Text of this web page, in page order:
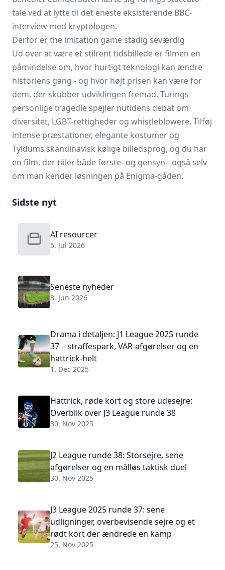
tale ved at lytte til det eneste eksisterende BBC-
interview med kryptologen.
Derfor er the imitation game stadig seværdig
Ud over at være et stilrent tidsbillede er filmen en
påmindelse om, hvor hurtigt teknologi kan ændre
historiens gang - og hvor højt prisen kan være for
dem, der skubber udviklingen fremad. Turings
personlige tragedie spejler nutidens debat om
diversitet, LGBT-rettigheder og whistleblowere. Tilføj
intense præstationer, elegante kostumer og
Tyldums skandinavisk kølige billedsprog, og du har
en film, der tåler både første- og gensyn - også selv
om man kender løsningen på Enigma-gåden.
Sidste nyt
AI resourcer
5. Jul 2026
Seneste nyheder
8. Jun 2026
Drama i detaljen: J1 League 2025 runde
37 – straffespark, VAR-afgørelser og en
hattrick-helt
1. Dec 2025
Hattrick, røde kort og store udesejre:
Overblik over J3 League runde 38
30. Nov 2025
J2 League runde 38: Storsejre, sene
afgørelser og en målløs taktisk duel
30. Nov 2025
J3 League 2025 runde 37: sene
udligninger, overbevisende sejre og et
rødt kort der ændrede en kamp
25. Nov 2025